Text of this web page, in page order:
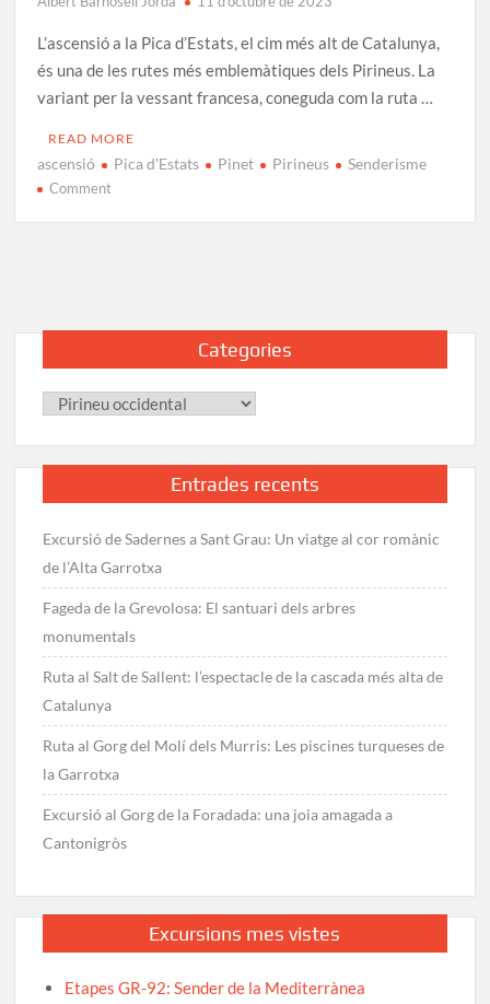
L’ascensió a la Pica d’Estats, el cim més alt de Catalunya,
és una de les rutes més emblemàtiques dels Pirineus. La
variant per la vessant francesa, coneguda com la ruta …
READ MORE
ascensió Pica d'Estats Pinet Pirineus Senderisme
Commenton
–
Categories
Categories
Entrades recents
Excursió de Sadernes a Sant Grau: Un viatge al cor romànic
de l’Alta Garrotxa
Fageda de la Grevolosa: El santuari dels arbres
monumentals
Ruta al Salt de Sallent: l’espectacle de la cascada més alta de
Catalunya
Ruta al Gorg del Molí dels Murris: Les piscines turqueses de
la Garrotxa
Excursió al Gorg de la Foradada: una joia amagada a
Cantonigròs
Excursions mes vistes
Etapes GR-92: Sender de la Mediterrànea